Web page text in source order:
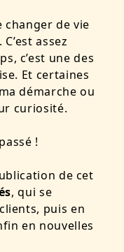
de vie
assez
c’est une des
Et certaines
démarche ou
curiosité.
!
de cet
, qui se
puis en
en nouvelles